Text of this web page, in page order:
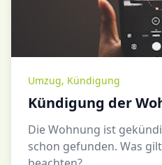
Umzug, Kündigung
Kündigung der
Die Wohnung ist
schon gefunden. Was